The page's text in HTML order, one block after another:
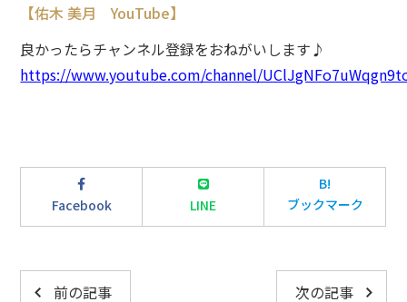
【佑木 美月 YouTube】
良かったらチャンネル登録をおねがいします♪
https://www.youtube.com/channel/
Facebook LINE
B!
ブックマーク
前の記事 次の記事